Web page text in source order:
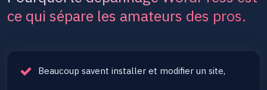
ce qui sépare les amateurs des pros.
Beaucoup savent installer et modifier un site,